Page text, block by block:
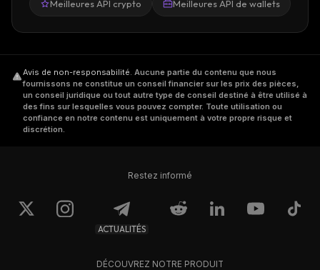
Meilleures API crypto Meilleures API de wallets
Avis de non-responsabilité. Aucune partie du contenu que nous
fournissons ne constitue un conseil financier sur les prix des pièces,
un conseil juridique ou tout autre type de conseil destiné à être utilisé à
des fins sur lesquelles vous pouvez compter. Toute utilisation ou
confiance en notre contenu est uniquement à votre propre risque et
discrétion.
Restez informé
ACTUALITÉS
DÉCOUVREZ NOTRE PRODUIT